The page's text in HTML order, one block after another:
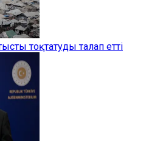
тоқтатуды талап етті